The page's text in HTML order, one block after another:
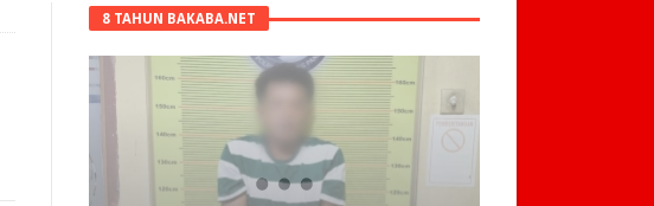
8 TAHUN BAKABA.NET